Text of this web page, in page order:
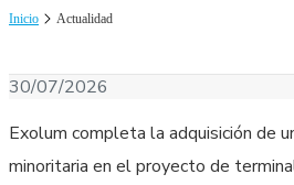
Inicio Actualidad
30/07/2026
Exolum completa la adquisición de
minoritaria en el proyecto de